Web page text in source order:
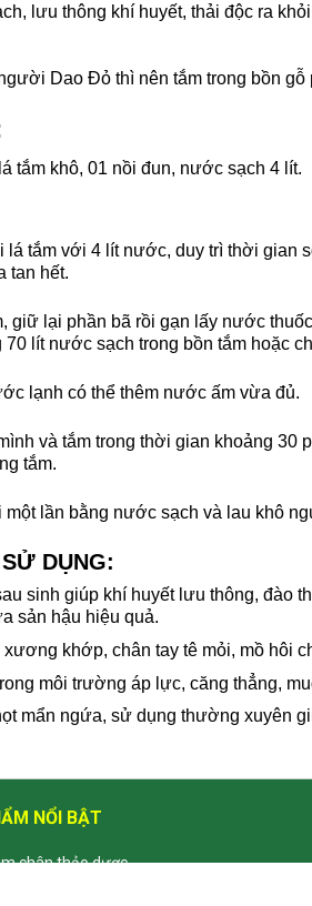
lưu thông khí huyết, thải độc ra
Dao Đỏ thì nên tắm trong bồn gỗ
tắm khô, 01 nồi đun, nước sạch 4 lít.
lá tắm với 4 lít nước, duy trì thời gian
tan hết.
giữ lại phần bã rồi gạn lấy nước
70 lít nước sạch trong bồn tắm hoặc
lạnh có thể thêm nước ấm vừa đủ.
và tắm trong thời gian khoảng 30
tắm.
một lần bằng nước sạch và lau khô
DỤNG:
sinh giúp khí huyết lưu thông, đào
sản hậu hiệu quả.
khớp, chân tay tê mỏi, mồ hôi
môi trường áp lực, căng thẳng,
mẩn ngứa, sử dụng thường xuyên
NỔI BẬT
chân thảo dược